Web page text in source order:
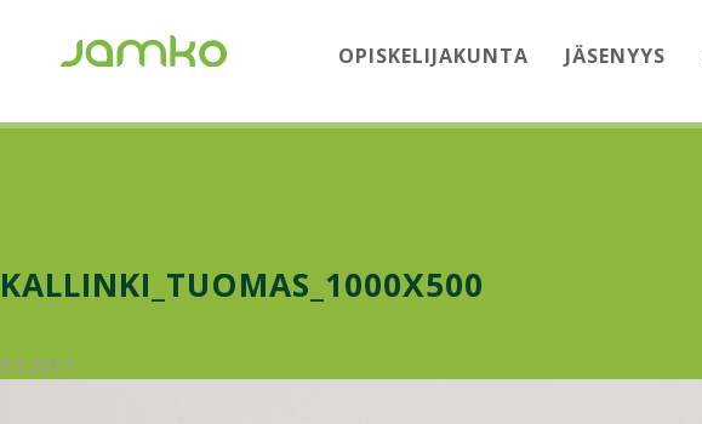
OPISKELIJAKUNTA JÄSENYYS
KALLINKI_TUOMAS_1000X500
9.1.2017